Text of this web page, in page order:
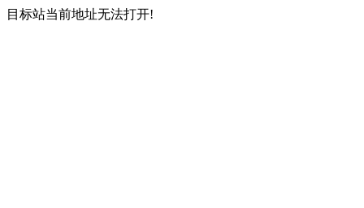
目标站当前地址无法打开!